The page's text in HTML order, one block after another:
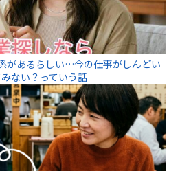
があるらしい…今の仕事がしんどい
ない？っていう話